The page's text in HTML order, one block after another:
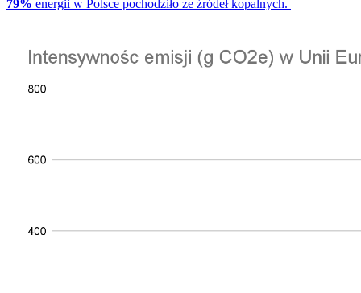
79% energii w Polsce pochodziło ze źródeł kopalnych.